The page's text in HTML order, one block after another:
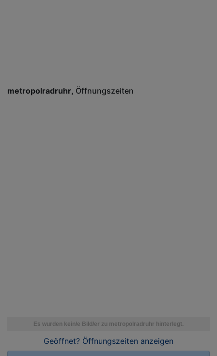
metropolradruhr Öffnungszeiten
Geöffnet? Öffnungszeiten anzeigen